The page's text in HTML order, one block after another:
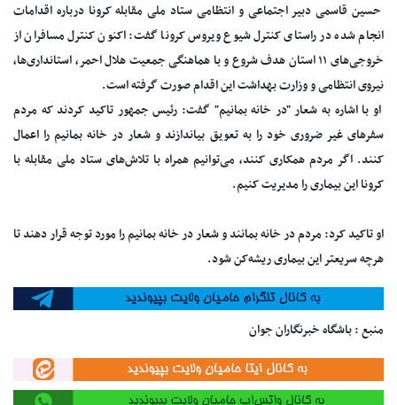
حسین قاسمی دبیر اجتماعی و انتظامی ستاد ملی مقابله کرونا درباره اقدامات
انجام شده در راستای کنترل شیوع ویروس کرونا گفت: اکنون کنترل مسافران از
خروجی‌های ۱۱ استان هدف شروع و با هماهنگی جمعیت هلال احمر، استانداری‌ها،
نیروی انتظامی و وزارت بهداشت این اقدام صورت گرفته است.
او با اشاره به شعار "در خانه بمانیم" گفت: رئیس جمهور تاکید کردند که مردم
سفرهای غیر ضروری خود را به تعویق بیاندازند و شعار در خانه بمانیم را اعمال
کنند. اگر مردم همکاری کنند، می‌توانیم همراه با تلاش‌های ستاد ملی مقابله با
کرونا این بیماری را مدیریت کنیم.
او تاکید کرد: مردم در خانه بمانند و شعار در خانه بمانیم را مورد توجه قرار دهند تا
هرچه سریعتر این بیماری ریشه‌کن شود.
منبع : باشگاه خبرنگاران جوان